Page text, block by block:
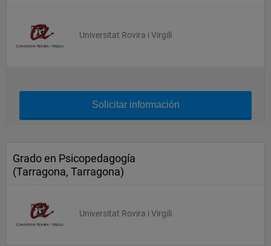
Universitat Rovira i Virgili
Solicitar información
Grado en Psicopedagogía
(Tarragona, Tarragona)
Universitat Rovira i Virgili